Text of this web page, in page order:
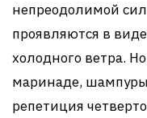
непреодолимой
проявляются в
холодного ветра.
маринаде,
репетиция